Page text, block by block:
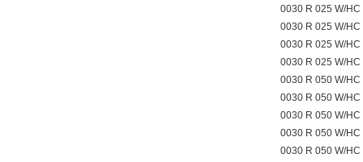
0030 R 025 W/
0030 R 025 W/HC
0030 R 025 W/HC
0030 R 025 W/HC
0030 R 050 W/
0030 R 050 W/
0030 R 050 W/
0030 R 050 W/HC
0030 R 050 W/HC